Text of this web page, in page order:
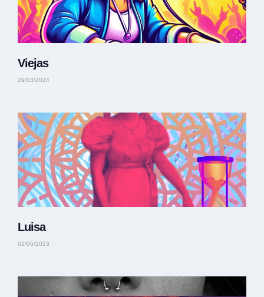
Viejas
29/03/2024
Luisa
01/06/2023